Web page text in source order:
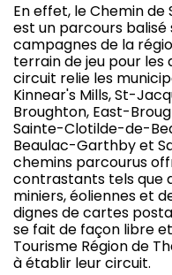
En effet, le Chemin
est un parcours
campagnes de la
terrain de jeu pour les
circuit relie les
Kinnear's Mills, St-
Broughton, East-
Sainte-Clotilde-de-
Beaulac-Garthby et
chemins parcourus
contrastants tels que
miniers, éoliennes et
dignes de cartes
se fait de façon libre
Tourisme Région de
à établir leur circuit.